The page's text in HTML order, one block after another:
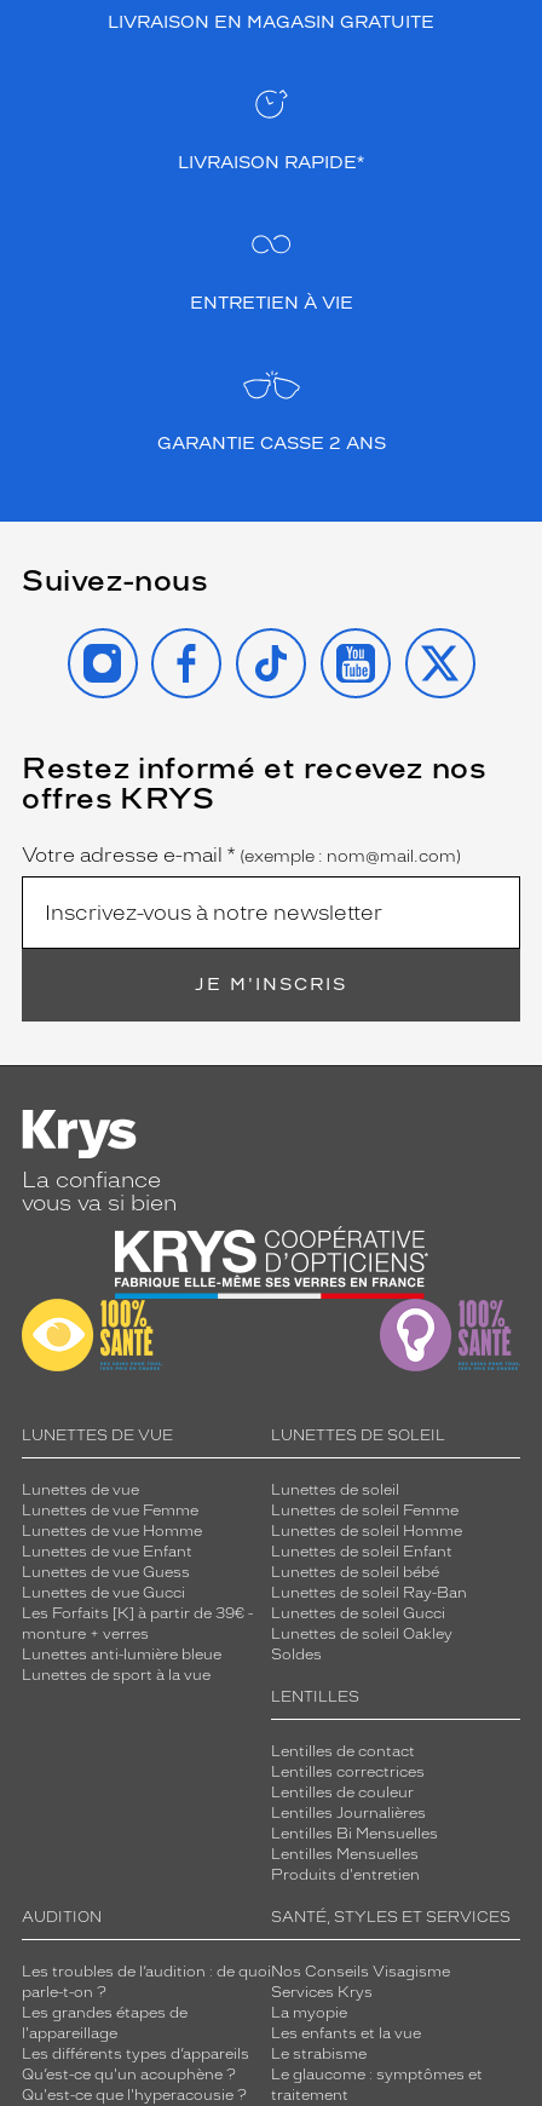
LIVRAISON EN MAGASIN GRATUITE
LIVRAISON RAPIDE*
ENTRETIEN À VIE
GARANTIE CASSE 2 ANS
Suivez-nous
INSTAGRAMFACEBOOK
TIKTOK YOUTUBE
X
Restez informé et recevez nos
offres KRYS
Name
Votre adresse e-mail *
(Ce
champ
est
(exemple : nom@mail.com)
JE M'INSCRIS
La confiance
vous va si bien
LUNETTES DE VUE
Lunettes de vue
Lunettes de vue Femme
Lunettes de vue Homme
Lunettes de vue Enfant
Lunettes de vue Guess
Lunettes de vue Gucci
Les Forfaits [K] à partir de 39€ -
monture + verres
Lunettes anti-lumière bleue
Lunettes de sport à la vue
LUNETTES DE SOLEIL
Lunettes de soleil
Lunettes de soleil Femme
Lunettes de soleil Homme
Lunettes de soleil Enfant
Lunettes de soleil bébé
Lunettes de soleil Ray-Ban
Lunettes de soleil Gucci
Lunettes de soleil Oakley
Soldes
LENTILLES
Lentilles de contact
Lentilles correctrices
Lentilles de couleur
Lentilles Journalières
Lentilles Bi Mensuelles
Lentilles Mensuelles
Produits d'entretien
AUDITION
Les troubles de l’audition : de quoi
parle-t-on ?
Les grandes étapes de
l'appareillage
Les différents types d’appareils
Qu’est-ce qu'un acouphène ?
Qu'est-ce que l'hyperacousie ?
SANTÉ, STYLES ET SERVICES
Nos Conseils Visagisme
Services Krys
La myopie
Les enfants et la vue
Le strabisme
Le glaucome : symptômes et
traitement